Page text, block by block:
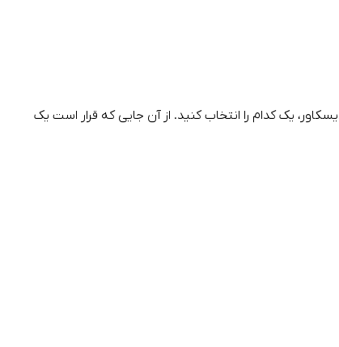
یک کدام را انتخاب کنید. از آن جایی که قرار است یک